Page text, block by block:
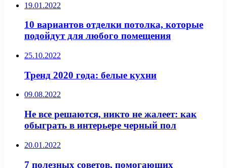
19.01.2022
10 вариантов отделки потолка, которые
подойдут для любого помещения
25.10.2022
Тренд 2020 года: белые кухни
09.08.2022
Не все решаются, никто не жалеет: как
обыграть в интерьере черный пол
20.01.2022
7 полезных советов, помогающих